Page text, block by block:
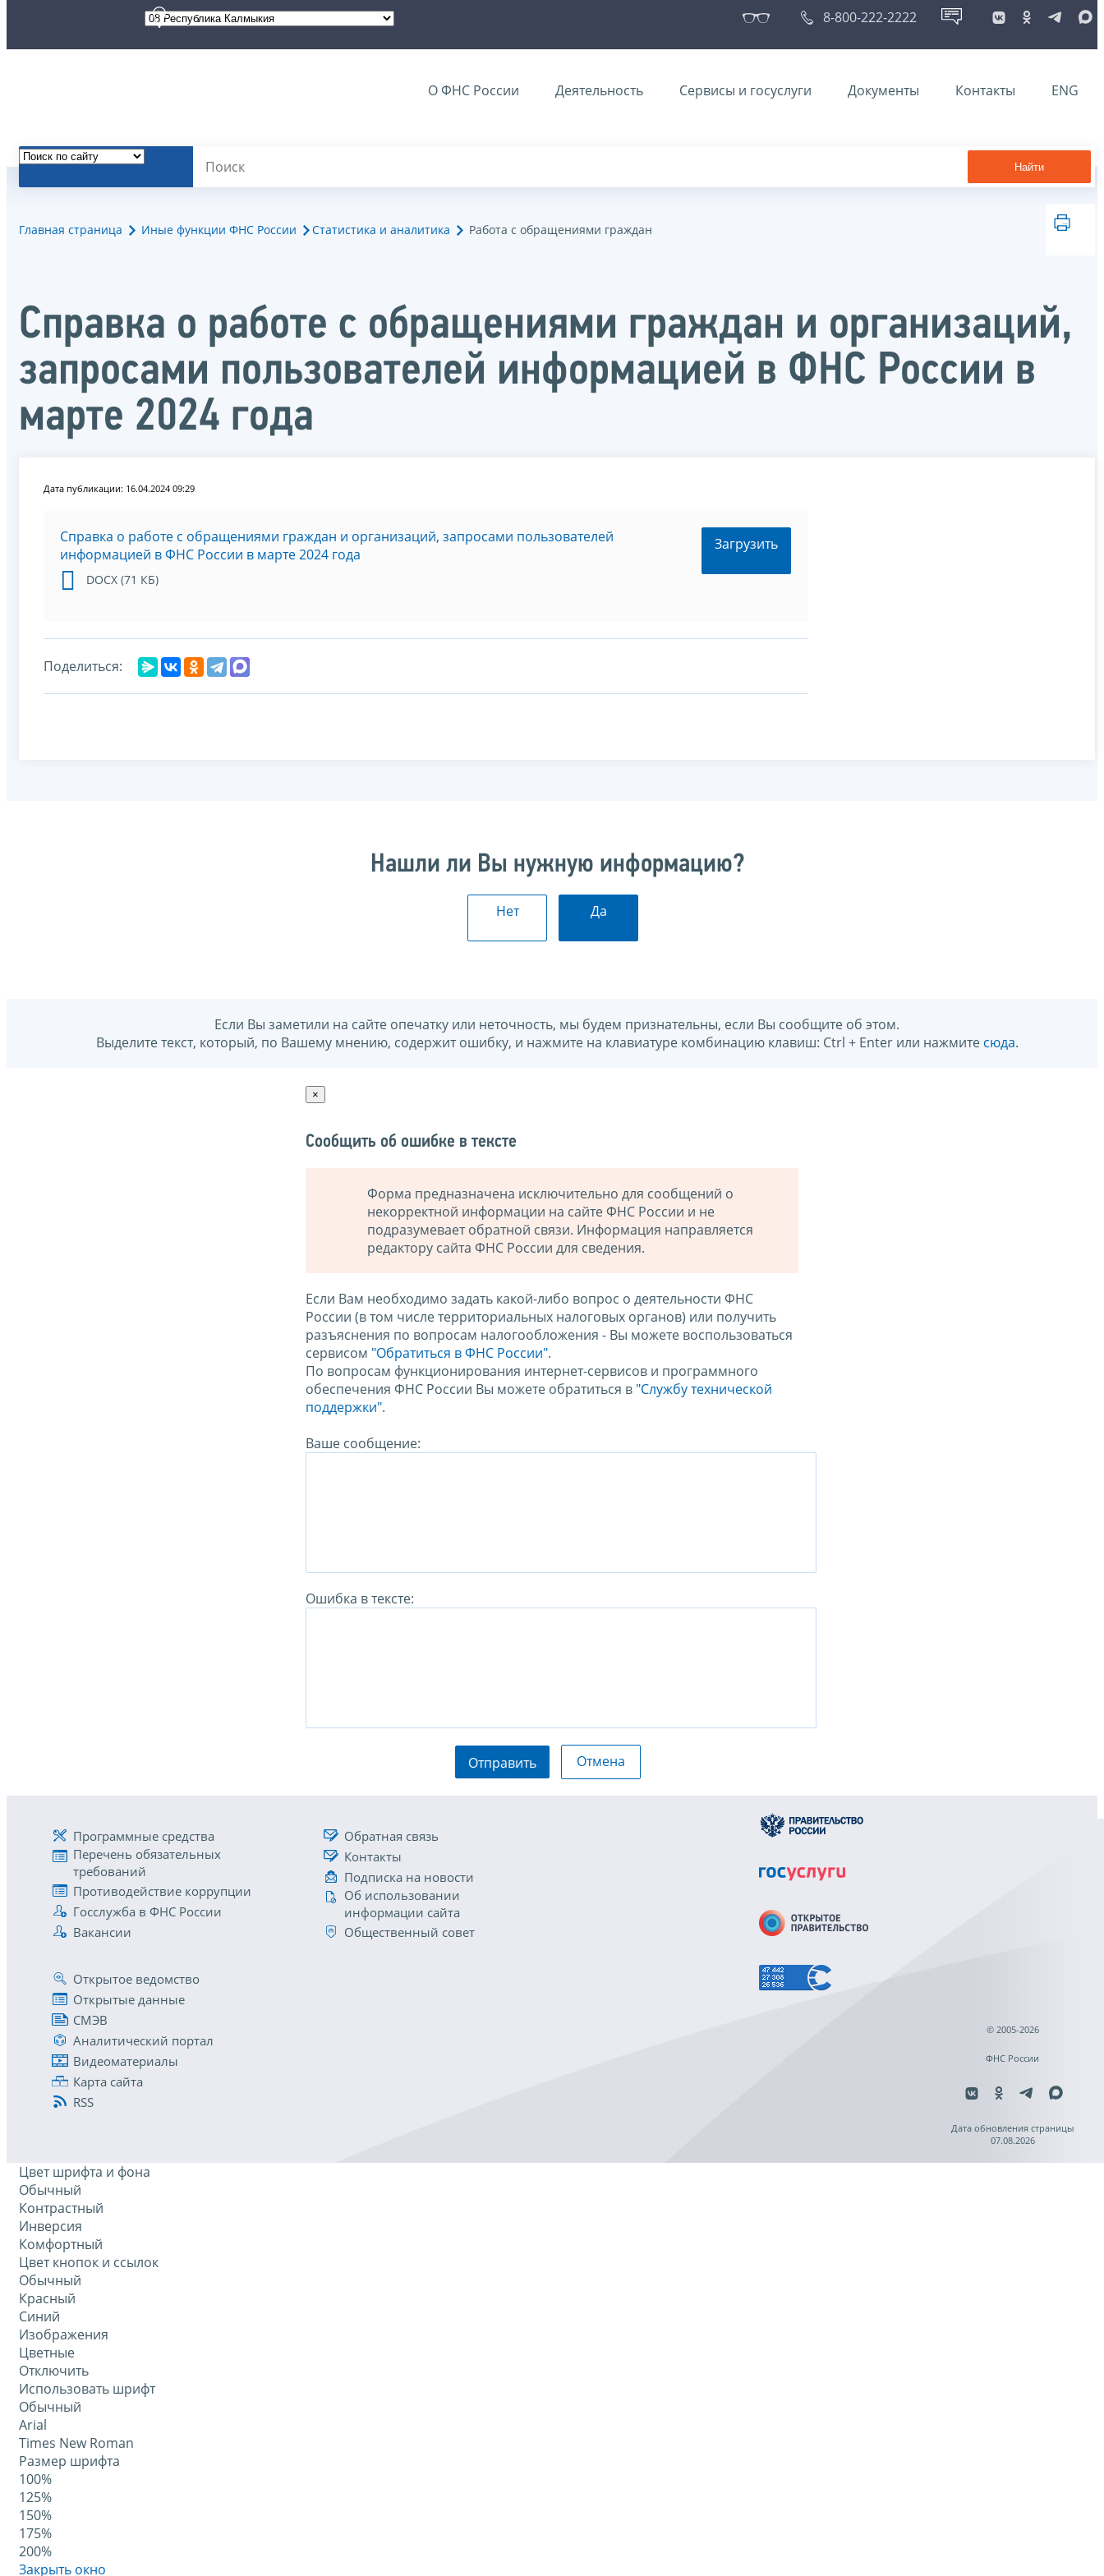
8-800-222-2222
О ФНС России Деятельность Сервисы и госуслуги Документы Контакты ENG
Найти
Главная страница Иные функции ФНС России Статистика и аналитика Работа с обращениями граждан
Справка о работе с обращениями граждан и организаций,
запросами пользователей информацией в ФНС России в
марте 2024 года
Дата публикации: 16.04.2024 09:29
Справка о работе с обращениями граждан и организаций, запросами пользователей
информацией в ФНС России в марте 2024 года
DOCX (71 КБ)
Загрузить
Поделиться:
Нашли ли Вы нужную информацию?
Нет Да
Если Вы заметили на сайте опечатку или неточность, мы будем признательны, если Вы сообщите об этом.
Выделите текст, который, по Вашему мнению, содержит ошибку, и нажмите на клавиатуре комбинацию клавиш: Ctrl + Enter или нажмите сюда.
×
Сообщить об ошибке в тексте
Форма предназначена исключительно для сообщений о
некорректной информации на сайте ФНС России и не
подразумевает обратной связи. Информация направляется
редактору сайта ФНС России для сведения.
Если Вам необходимо задать какой-либо вопрос о деятельности ФНС
России (в том числе территориальных налоговых органов) или получить
разъяснения по вопросам налогообложения - Вы можете воспользоваться
сервисом "Обратиться в ФНС России".
По вопросам функционирования интернет-сервисов и программного
обеспечения ФНС России Вы можете обратиться в "Службу технической
поддержки".
Ваше сообщение:
Ошибка в тексте:
Отправить Отмена
Программные средства
Перечень обязательных
требований
Противодействие коррупции
Госслужба в ФНС России
Вакансии
Обратная связь
Контакты
Подписка на новости
Об использовании
информации сайта
Общественный совет
Открытое ведомство
Открытые данные
СМЭВ
Аналитический портал
Видеоматериалы
Карта сайта
RSS
© 2005-2026
ФНС России
Дата обновления страницы
07.08.2026
Цвет шрифта и фона
Обычный
Контрастный
Инверсия
Комфортный
Цвет кнопок и ссылок
Обычный
Красный
Синий
Изображения
Цветные
Отключить
Использовать шрифт
Обычный
Arial
Times New Roman
Размер шрифта
100%
125%
150%
175%
200%
Закрыть окно